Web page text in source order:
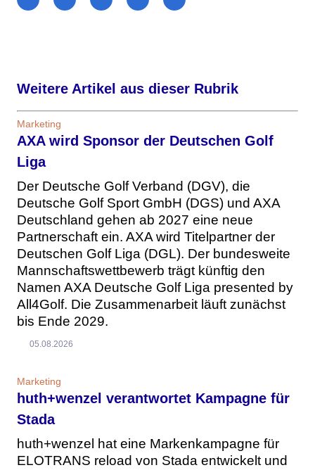
Weitere Artikel aus dieser Rubrik
Marketing
AXA wird Sponsor der Deutschen Golf
Liga
Der Deutsche Golf Verband (DGV), die
Deutsche Golf Sport GmbH (DGS) und AXA
Deutschland gehen ab 2027 eine neue
Partnerschaft ein. AXA wird Titelpartner der
Deutschen Golf Liga (DGL). Der bundesweite
Mannschaftswettbewerb trägt künftig den
Namen AXA Deutsche Golf Liga presented by
All4Golf. Die Zusammenarbeit läuft zunächst
bis Ende 2029.
05.08.2026
Marketing
huth+wenzel verantwortet Kampagne für
Stada
huth+wenzel hat eine Markenkampagne für
ELOTRANS reload von Stada entwickelt und